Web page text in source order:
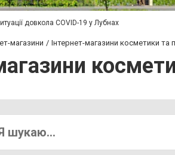
довкола COVID-19 у Лубнах
магазини Інтернет-магазини косметики та